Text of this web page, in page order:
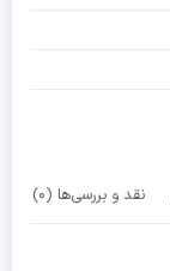
نقد و بررسی‌ها (0)